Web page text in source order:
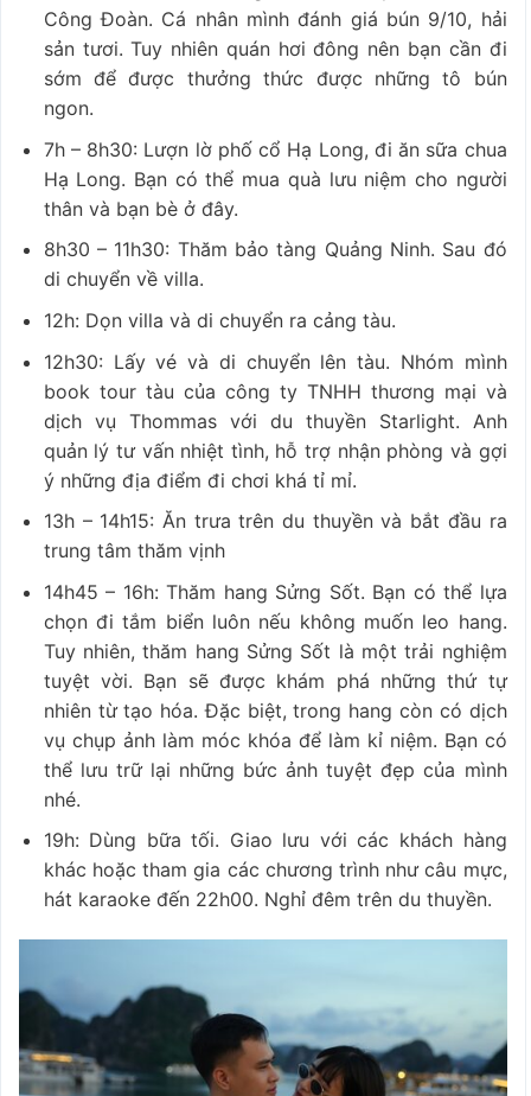
Công Đoàn. Cá nhân mình đánh giá bún 9/10, hải
sản tươi. Tuy nhiên quán hơi đông nên bạn cần đi
sớm để được thưởng thức được những tô bún
ngon.
7h – 8h30: Lượn lờ phố cổ Hạ Long, đi ăn sữa chua
Hạ Long. Bạn có thể mua quà lưu niệm cho người
thân và bạn bè ở đây.
8h30 – 11h30: Thăm bảo tàng Quảng Ninh. Sau đó
di chuyển về villa.
12h: Dọn villa và di chuyển ra cảng tàu.
12h30: Lấy vé và di chuyển lên tàu. Nhóm mình
book tour tàu của công ty TNHH thương mại và
dịch vụ Thommas với du thuyền Starlight. Anh
quản lý tư vấn nhiệt tình, hỗ trợ nhận phòng và gợi
ý những địa điểm đi chơi khá tỉ mỉ.
13h – 14h15: Ăn trưa trên du thuyền và bắt đầu ra
trung tâm thăm vịnh
14h45 – 16h: Thăm hang Sửng Sốt. Bạn có thể lựa
chọn đi tắm biển luôn nếu không muốn leo hang.
Tuy nhiên, thăm hang Sửng Sốt là một trải nghiệm
tuyệt vời. Bạn sẽ được khám phá những thứ tự
nhiên từ tạo hóa. Đặc biệt, trong hang còn có dịch
vụ chụp ảnh làm móc khóa để làm kỉ niệm. Bạn có
thể lưu trữ lại những bức ảnh tuyệt đẹp của mình
nhé.
19h: Dùng bữa tối. Giao lưu với các khách hàng
khác hoặc tham gia các chương trình như câu mực,
hát karaoke đến 22h00. Nghỉ đêm trên du thuyền.